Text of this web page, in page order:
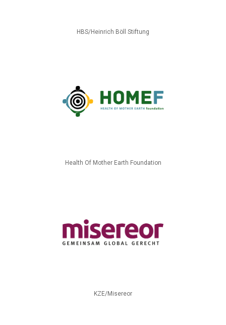
HBS/Heinrich Böll Stiftung
Health Of Mother Earth Foundation
KZE/Misereor